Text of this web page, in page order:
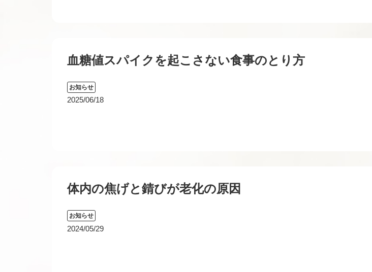
血糖値スパイクを起こさない食事のとり方
お知らせ
2025/06/18
体内の焦げと錆びが老化の原因
お知らせ
2024/05/29